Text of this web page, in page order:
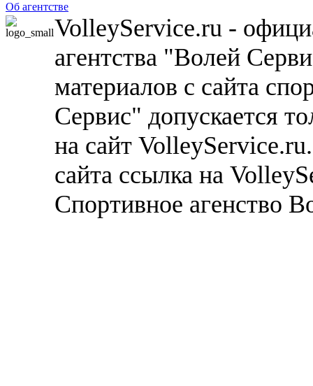
Об агентстве
VolleyService.ru -
агентства "Волей
материалов с сайта
Сервис" допускается
на сайт
сайта ссылка на
Спортивное агенство